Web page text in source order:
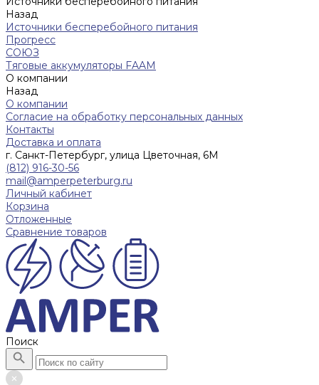
Назад
Источники бесперебойного питания
Прогресс
СОЮЗ
Тяговые аккумуляторы FAAM
О компании
Назад
О компании
Согласие на обработку персональных данных
Контакты
Доставка и оплата
г. Санкт-Петербург, улица Цветочная, 6М
(812) 916-30-56
mail@amperpeterburg.ru
Личный кабинет
Корзина
Отложенные
Сравнение товаров
Поиск